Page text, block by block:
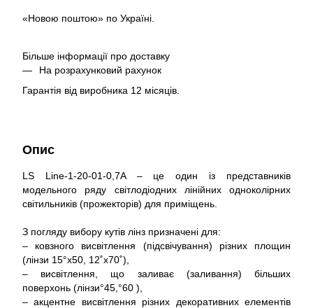
«Новою поштою» по Україні.
Більше інформації про доставку
На розрахунковий рахунок
Гарантія від виробника 12 місяців.
Опис
LS Line-1-20-01-0,7A – це один із представників
модельного ряду світлодіодних лінійних одноколірних
світильників (прожекторів) для приміщень.
З погляду вибору кутів лінз призначені для:
– ковзного висвітлення (підсвічування) різних площин
(лінзи 15°x50, 12˚x70˚),
– висвітлення, що заливає (заливання) більших
поверхонь (лінзи°45,°60 ),
– акцентне висвітлення різних декоративних елементів